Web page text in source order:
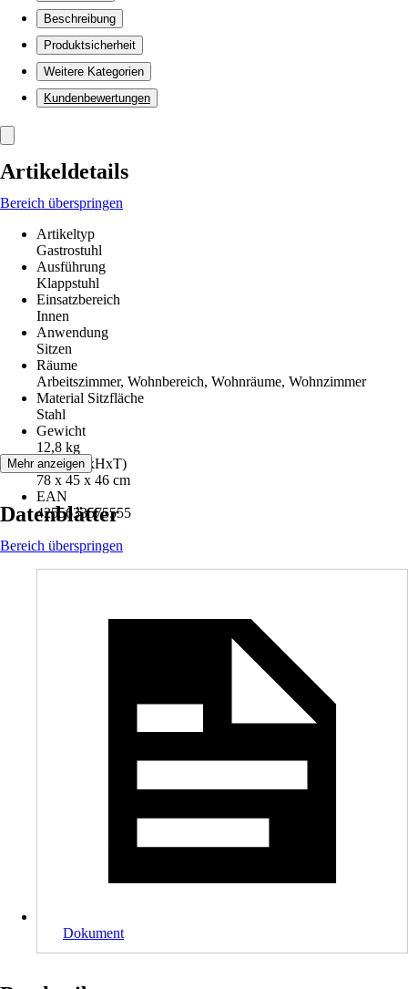
Beschreibung
Produktsicherheit
Weitere Kategorien
Kundenbewertungen
Artikeldetails
Bereich überspringen
Artikeltyp
Gastrostuhl
Ausführung
Klappstuhl
Einsatzbereich
Innen
Anwendung
Sitzen
Räume
Arbeitszimmer, Wohnbereich, Wohnräume, Wohnzimmer
Material Sitzfläche
Stahl
Gewicht
12,8 kg
Maße (BxHxT)
78 x 45 x 46 cm
EAN
4255633575555
Mehr anzeigen
Datenblätter
Bereich überspringen
Dokument